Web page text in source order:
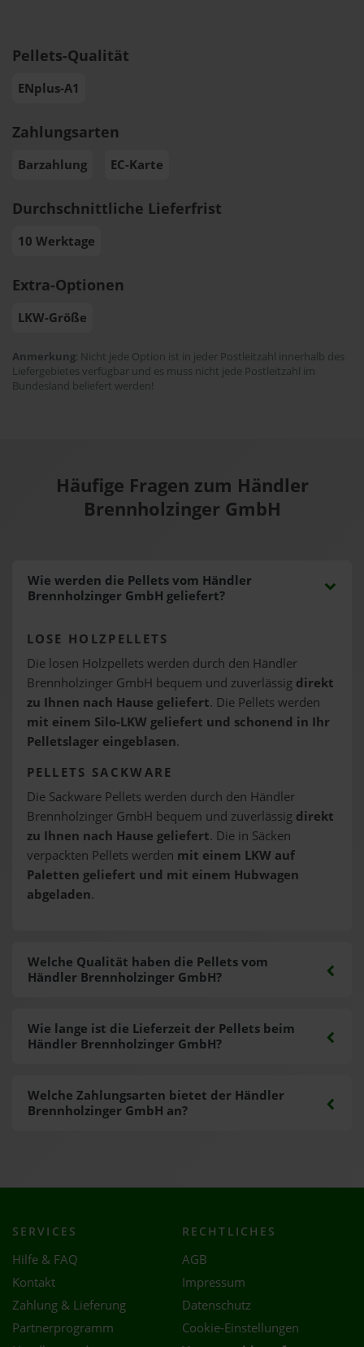
Pellets-Qualität
ENplus-A1
Zahlungsarten
Barzahlung EC-Karte
Durchschnittliche Lieferfrist
10 Werktage
Extra-Optionen
LKW-Größe
Anmerkung: Nicht jede Option ist in jeder Postleitzahl innerhalb des
Liefergebietes verfügbar und es muss nicht jede Postleitzahl im
Bundesland beliefert werden!
Häufige Fragen zum Händler
Brennholzinger GmbH
Wie werden die Pellets vom Händler
Brennholzinger GmbH geliefert?
LOSE HOLZPELLETS
Die losen Holzpellets werden durch den Händler
Brennholzinger GmbH bequem und zuverlässig direkt
zu Ihnen nach Hause geliefert. Die Pellets werden
mit einem Silo-LKW geliefert und schonend in Ihr
Pelletslager eingeblasen.
PELLETS SACKWARE
Die Sackware Pellets werden durch den Händler
Brennholzinger GmbH bequem und zuverlässig direkt
zu Ihnen nach Hause geliefert. Die in Säcken
verpackten Pellets werden mit einem LKW auf
Paletten geliefert und mit einem Hubwagen
abgeladen.
Welche Qualität haben die Pellets vom
Händler Brennholzinger GmbH?
Wie lange ist die Lieferzeit der Pellets beim
Händler Brennholzinger GmbH?
Welche Zahlungsarten bietet der Händler
Brennholzinger GmbH an?
SERVICES
Hilfe & FAQ
Kontakt
Zahlung & Lieferung
Partnerprogramm
RECHTLICHES
AGB
Impressum
Datenschutz
Cookie-Einstellungen